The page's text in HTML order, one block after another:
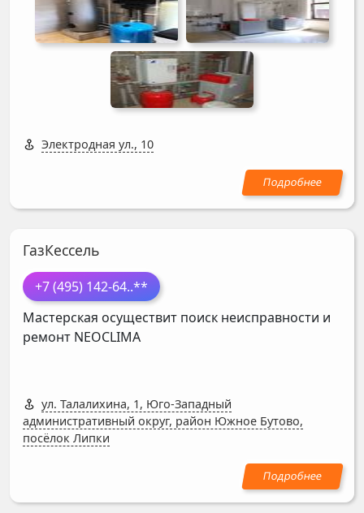
Электродная ул., 10
ГазКессель
+7 (495) 142-64..**
Мастерская осуществит поиск неисправности и
ремонт NEOCLIMA
ул. Талалихина, 1, Юго-Западный
административный округ, район Южное Бутово,
посёлок Липки